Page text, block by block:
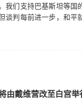
我们支持巴基斯坦等
谈判每前进一步，和
由戴维营改至白宫举